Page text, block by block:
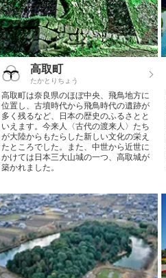
高取町
たかとりちょう
高取町は奈良県のほぼ中央、飛鳥地方に
位置し、古墳時代から飛鳥時代の遺跡が
多く残るなど、日本の歴史のふるさとと
いえます。今来人〈古代の渡来人〉たち
が大陸からもたらした新しい文化の栄え
たところでした。また、中世から近世に
かけては日本三大山城の一つ、高取城が
築かれました。